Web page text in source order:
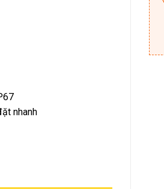
nhanh